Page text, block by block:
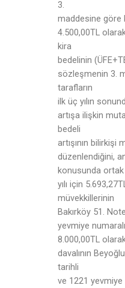
3.
maddesine göre
4.500,00TL
kira
bedelinin
sözleşmenin 3.
tarafların
ilk üç yılın
artışa ilişkin
bedeli
artışının
düzenlendiğini,
konusunda ortak
yılı için
müvekkillerinin
Bakırköy 51.
yevmiye
8.000,00TL
davalının
tarihli
ve 1221